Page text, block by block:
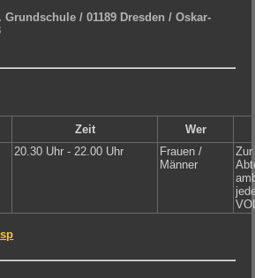
/ 01189 Dresden / Oskar-
Zeit Wer
20.30 Uhr - 22.00 Uhr
Frauen /
Männer